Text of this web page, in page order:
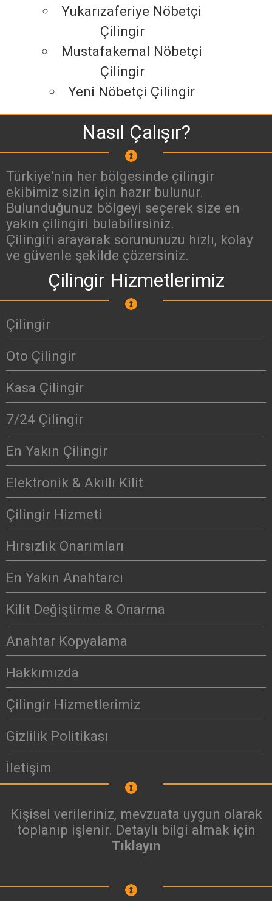
Yukarızaferiye Nöbetçi
Çilingir
Mustafakemal Nöbetçi
Çilingir
Yeni Nöbetçi Çilingir
Nasıl Çalışır?
Türkiye'nin her bölgesinde çilingir
ekibimiz sizin için hazır bulunur.
Bulunduğunuz bölgeyi seçerek size en
yakın çilingiri bulabilirsiniz.
Çilingiri arayarak sorununuzu hızlı, kolay
ve güvenle şekilde çözersiniz.
Çilingir Hizmetlerimiz
Çilingir
Oto Çilingir
Kasa Çilingir
7/24 Çilingir
En Yakın Çilingir
Elektronik & Akıllı Kilit
Çilingir Hizmeti
Hırsızlık Onarımları
En Yakın Anahtarcı
Kilit Değiştirme & Onarma
Anahtar Kopyalama
Hakkımızda
Çilingir Hizmetlerimiz
Gizlilik Politikası
İletişim
Kişisel verileriniz, mevzuata uygun olarak
toplanıp işlenir. Detaylı bilgi almak için
Tıklayın